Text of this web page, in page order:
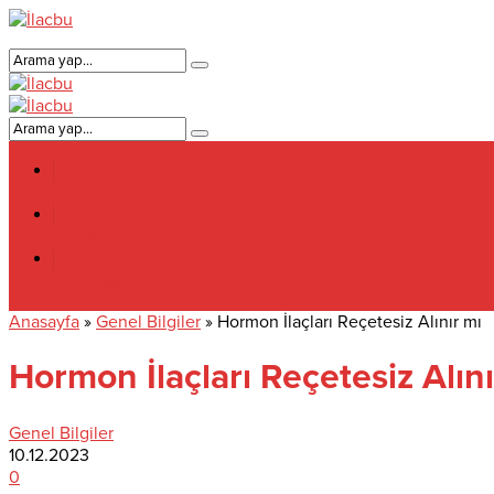
Anasayfa » Genel Bilgiler » Hormon İlaçları Reçetesiz Alınır mı
Hormon İlaçları Reçetesiz
Genel Bilgiler
10.12.2023
0